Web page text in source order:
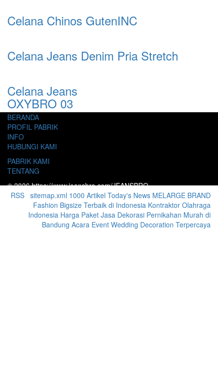
Celana Chinos GutenINC
Celana Jeans Denim Pria Stretch
Celana Jeans
OXYBRO 03
BERANDA
PROFIL PABRIK
INFO
HUBUNGI KAMI
PABRIK KAMI
TENTANG
© 2026 https://www.jeansbro.com/JEANSBRO
RSS sitemap.xml 1000 Artikel Today's News MELARGE BRAND
Fashion Bigsize Terbaik di Indonesia Kontraktor Olahraga
Indonesia Harga Paket Jasa Dekorasi Pernikahan Murah di
Bandung Acara Event Wedding Decoration Terpercaya